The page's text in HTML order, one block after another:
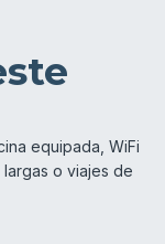
equipada, WiFi
o viajes de